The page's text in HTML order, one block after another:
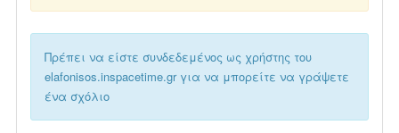
Πρέπει να είστε συνδεδεμένος ως χρήστης του
elafonisos.inspacetime.gr για να μπορείτε να γράψετε
ένα σχόλιο